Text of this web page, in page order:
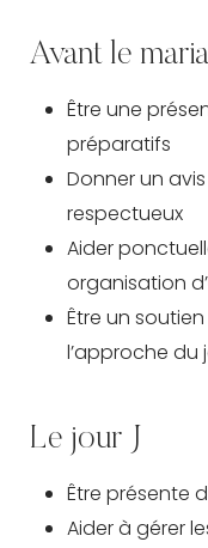
Avant le
Être une
préparatifs
Donner un
respectueux
Aider
organisation
Être un
l’approche du
Le jour J
Être présente
Aider à gérer